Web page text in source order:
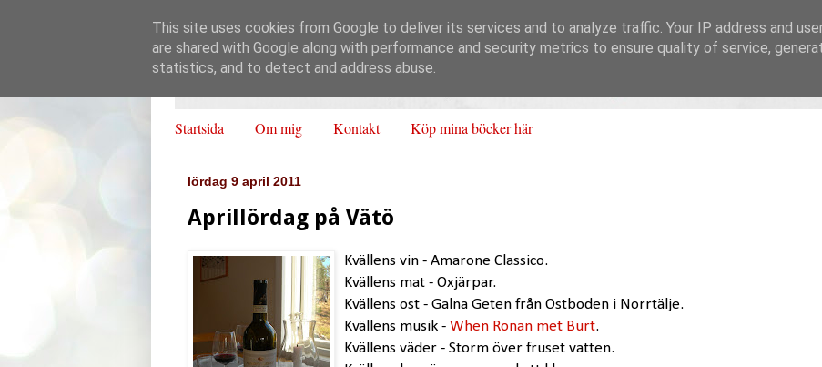
Startsida Om mig Kontakt Köp mina böcker här
lördag 9 april 2011
Aprillördag på Vätö
Kvällens vin - Amarone Classico.
Kvällens mat - Oxjärpar.
Kvällens ost - Galna Geten från Ostboden i Norrtälje.
Kvällens musik - When Ronan met Burt.
Kvällens väder - Storm över fruset vatten.
This site uses cookies from Google to deliver its services and to analyze traffic. Your IP address and
are shared with Google along with performance and security metrics to ensure quality of service,
statistics, and to detect and address abuse.